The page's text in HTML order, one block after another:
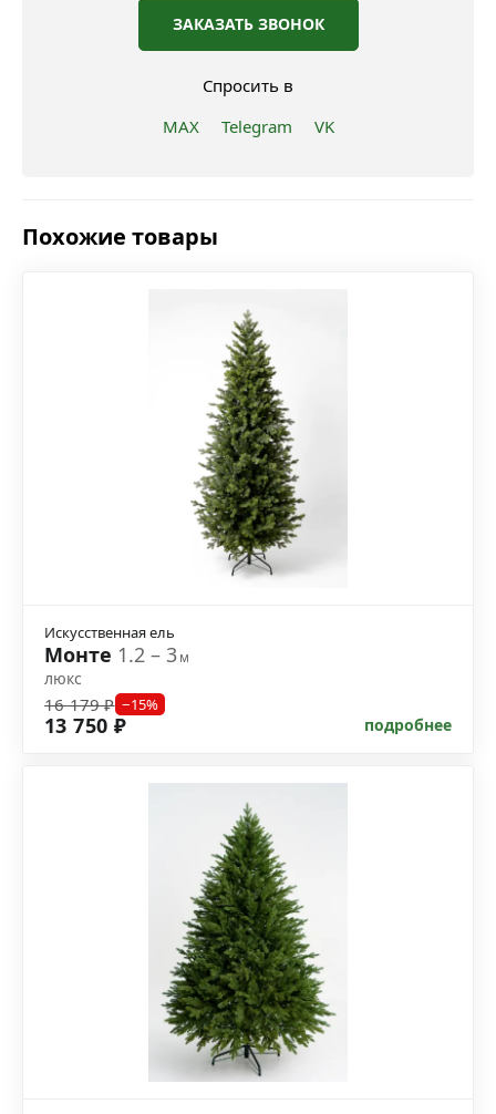
ЗАКАЗАТЬ ЗВОНОК
Спросить в
MAX
Telegram VK
Похожие товары
Искусственная ель
Монте 1.2 – 3м
люкс
16 179 ₽ −15%
13 750 ₽ подробнее